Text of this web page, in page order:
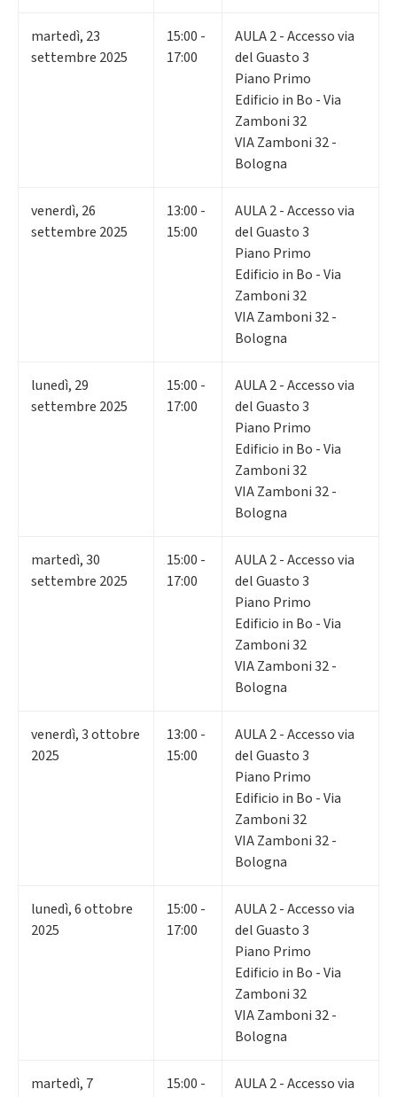
martedì, 23
settembre 2025
15:00 -
17:00
AULA 2 - Accesso via
del Guasto 3
Piano Primo
Edificio in Bo - Via
Zamboni 32
VIA Zamboni 32 -
Bologna
venerdì, 26
settembre 2025
13:00 -
15:00
AULA 2 - Accesso via
del Guasto 3
Piano Primo
Edificio in Bo - Via
Zamboni 32
VIA Zamboni 32 -
Bologna
lunedì, 29
settembre 2025
15:00 -
17:00
AULA 2 - Accesso via
del Guasto 3
Piano Primo
Edificio in Bo - Via
Zamboni 32
VIA Zamboni 32 -
Bologna
martedì,30
settembre 2025
15:00 -
17:00
AULA 2 - Accesso via
del Guasto 3
Piano Primo
Edificio in Bo - Via
Zamboni 32
VIA Zamboni 32 -
Bologna
venerdì,3ottobre
2025
13:00 -
15:00
AULA 2 - Accesso via
del Guasto 3
Piano Primo
Edificio in Bo - Via
Zamboni 32
VIA Zamboni 32 -
Bologna
lunedì,6ottobre
2025
15:00 -
17:00
AULA 2 - Accesso via
del Guasto 3
Piano Primo
Edificio in Bo - Via
Zamboni 32
VIA Zamboni 32 -
Bologna
martedì, 7
15:00 -
AULA 2 - Accesso via